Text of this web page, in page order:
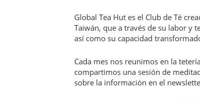
Global Tea Hut es el Club de Té
Taiwán, que a través de su labor y
así como su capacidad
Cada mes nos reunimos en la
compartimos una sesión de
sobre la información en el